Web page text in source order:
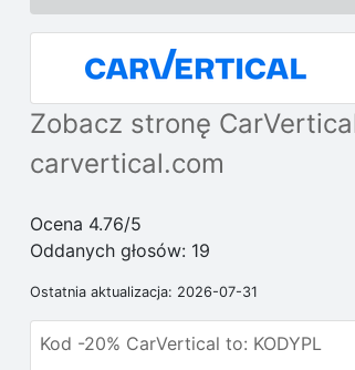
Zobacz stronę
carvertical.com
Ocena 4.76/5
Oddanych głosów: 19
Ostatnia aktualizacja: 2026-07-31
Kod -20% CarVertical to: KODYPL